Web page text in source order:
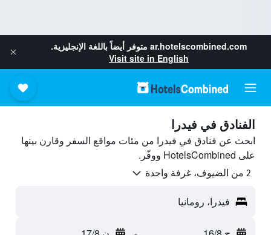
ar.hotelscombined.com متوفر أيضاً باللغة الإنجليزية.
Visit site in English
الفنادق في فيدرا
ابحث عن فنادق في فيدرا من مئات مواقع السفر وقارن بينها
على HotelsCombined ووفّر.
2 من الضيوف، غرفة واحدة
فيدرا، رومانيا